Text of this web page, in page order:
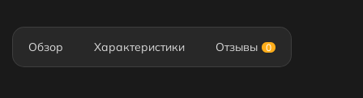
Обзор Характеристики Отзывы 0